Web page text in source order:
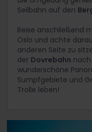
Seilbahn auf den
Reise anschließend
Oslo und achte
anderen Seite zu
der Dovrebahn
wunderschöne
Sumpfgebiete und
Trolle leben!